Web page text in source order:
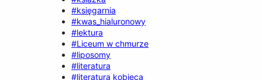
#księgarnia
#kwas_hialuronowy
#lektura
#Liceum w chmurze
#liposomy
#literatura
#literatura kobieca